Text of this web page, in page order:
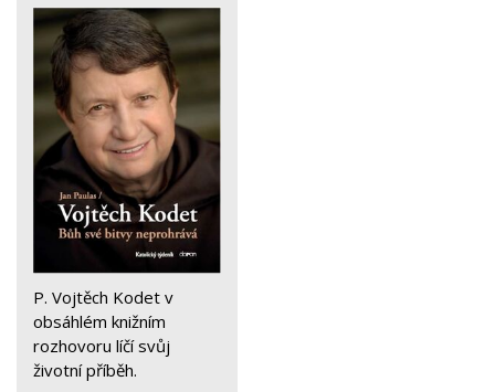
P. Vojtěch Kodet v
obsáhlém knižním
rozhovoru líčí svůj
životní příběh.